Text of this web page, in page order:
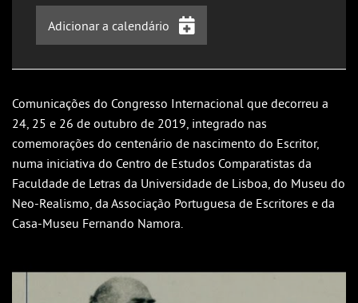
Adicionar a calendário
Outlook
Outlook Online
Yahoo! Calendar
Comunicações do Congresso Internacional que decorreu a
24, 25 e 26 de outubro de 2019, integrado nas
comemorações do centenário de nascimento do Escritor,
numa iniciativa do Centro de Estudos Comparatistas da
Faculdade de Letras da Universidade de Lisboa, do Museu do
Neo-Realismo, da Associação Portuguesa de Escritores e da
Casa-Museu Fernando Namora.